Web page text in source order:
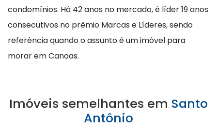
condomínios. Há 42 anos no mercado, é líder 19 anos
consecutivos no prêmio Marcas e Líderes, sendo
referência quando o assunto é um imóvel para
morar em Canoas.
Imóveis semelhantes em Santo
Antônio